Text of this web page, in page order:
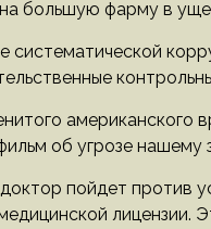
большую фарму в
американского
об угрозе
пойдет против
лицензии.